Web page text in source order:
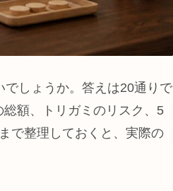
しょうか。答えは20通りで
額、トリガミのリスク、5
で整理しておくと、実際の